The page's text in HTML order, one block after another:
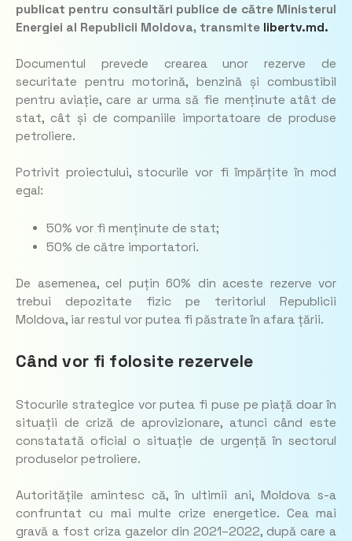
publicat pentru consultări publice de către Ministerul
Energiei al Republicii Moldova, transmite libertv.md.
Documentul prevede crearea unor rezerve de
securitate pentru motorină, benzină și combustibil
pentru aviație, care ar urma să fie menținute atât de
stat, cât și de companiile importatoare de produse
petroliere.
Potrivit proiectului, stocurile vor fi împărțite în mod
egal:
50% vor fi menținute de stat;
50% de către importatori.
De asemenea, cel puțin 60% din aceste rezerve vor
trebui depozitate fizic pe teritoriul Republicii
Moldova, iar restul vor putea fi păstrate în afara țării.
Când vor fi folosite rezervele
Stocurile strategice vor putea fi puse pe piață doar în
situații de criză de aprovizionare, atunci când este
constatată oficial o situație de urgență în sectorul
produselor petroliere.
Autoritățile amintesc că, în ultimii ani, Moldova s-a
confruntat cu mai multe crize energetice. Cea mai
gravă a fost criza gazelor din 2021–2022, după care a